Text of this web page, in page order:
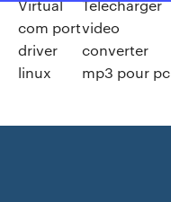
Virtual
com port
driver
linux
Telecharger
video
converter
mp3 pour pc